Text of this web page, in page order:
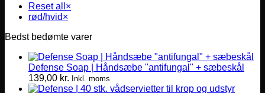
Reset all ×
rød/hvid×
Bedst bedømte varer
Defense Soap | Håndsæbe "antifungal" + sæbeskål
139,00 kr. Inkl. moms